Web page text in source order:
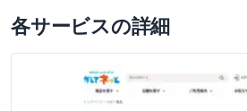
各サービスの詳細